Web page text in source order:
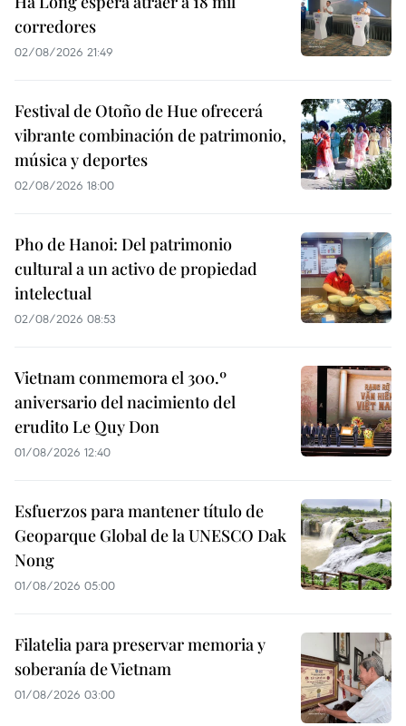
corredores
02/08/2026 21:49
Festival de Otoño de Hue ofrecerá
vibrante combinación de patrimonio,
música y deportes
02/08/2026 18:00
Pho de Hanoi: Del patrimonio
cultural a un activo de propiedad
intelectual
02/08/2026 08:53
Vietnam conmemora el 300.º
aniversario del nacimiento del
erudito Le Quy Don
01/08/2026 12:40
Esfuerzos para mantener título de
Geoparque Global de la UNESCO Dak
Nong
01/08/2026 05:00
Filatelia para preservar memoria y
soberanía de Vietnam
01/08/2026 03:00